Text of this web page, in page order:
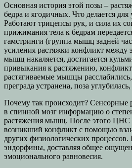
Основная история этой позы –
бедра и ягодичных. Что делается для
Работают трицепсы рук, и сила их
прижимания тела к бедрам
гамстринги (группа мышц задней
усиления растяжки конфликт между
мышц накаляется, достигается
привыкания к растяжению, конфликт
растягиваемые мышцы
преграда устранена, поза
Почему так происходит? Сенсорные
в спинной мозг информацию о
растяжения мышц. После этого ЦНС
возникший конфликт с помощью
других физиологических
эндорфины, доставляя общее
эмоционального равновесия.